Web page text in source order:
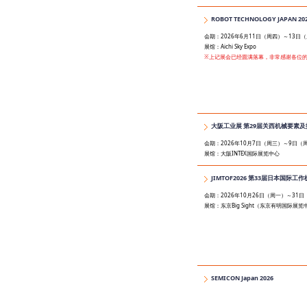
ROBOT TECHNOLOGY JAPAN
会期：2026年6月11日（周四）～13日
展馆：Aichi Sky Expo
※上记展会已经圆满落幕，非常感谢各位
大阪工业展 第29届关西机械要素
会期：2026年10月7日（周三）～9日（
展馆：大阪INTEX国际展览中心
JIMTOF2026 第33届日本国际工作
会期：2026年10月26日（周一）～31日
展馆：东京Big Sight（东京有明国际展览
SEMICON Japan 2026